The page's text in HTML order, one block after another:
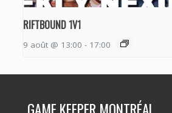
RIFTBOUND 1V1
9 août @ 13:00 - 17:00